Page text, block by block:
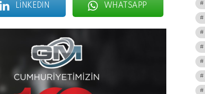
LINKEDIN WHATSAPP